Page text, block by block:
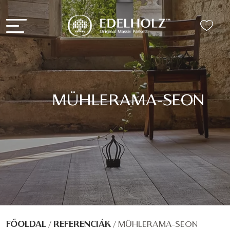
FŐOLDAL / REFERENCIÁK / MÜHLERAMA-SEON
MÜHLERAMA-SEON